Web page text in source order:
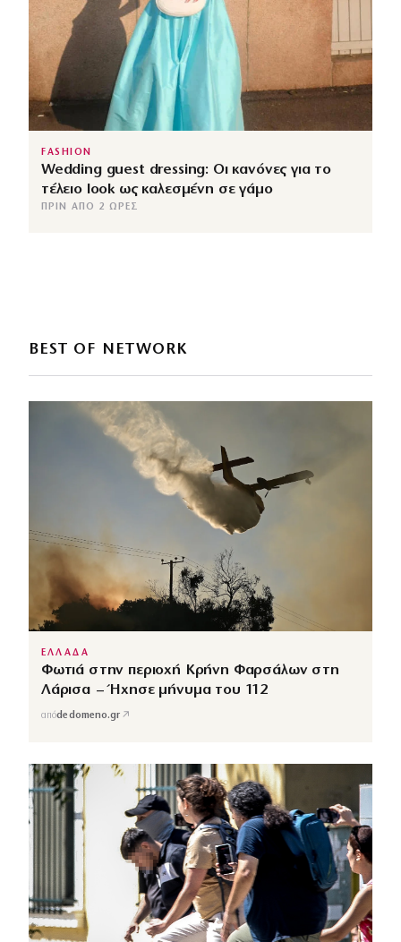
FASHION
Wedding guest dressing: Οι κανόνες για το
τέλειο look ως καλεσμένη σε γάμο
ΠΡΙΝ ΑΠΌ 2 ΏΡΕΣ
BEST OF NETWORK
ΕΛΛΑΔΑ
Φωτιά στην περιοχή Κρήνη Φαρσάλων στη
Λάρισα – Ήχησε μήνυμα του 112
απόdedomeno.gr ↗